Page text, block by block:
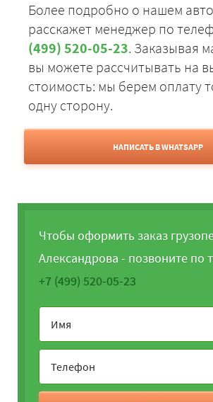
Более подробно о нашем
расскажет менеджер по
(499) 520-05-23. Заказывая
вы можете рассчитывать на
стоимость: мы берем оплату
одну сторону.
НАПИСАТЬ В WHATSAPP
Чтобы оформить заказ
Александрова - позвоните по
+7 (499) 520-05-23